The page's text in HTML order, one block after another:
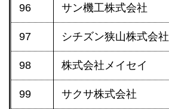
96 サン機工株式会社
97 シチズン狭山株式会社
98 株式会社メイセイ
99 サクサ株式会社